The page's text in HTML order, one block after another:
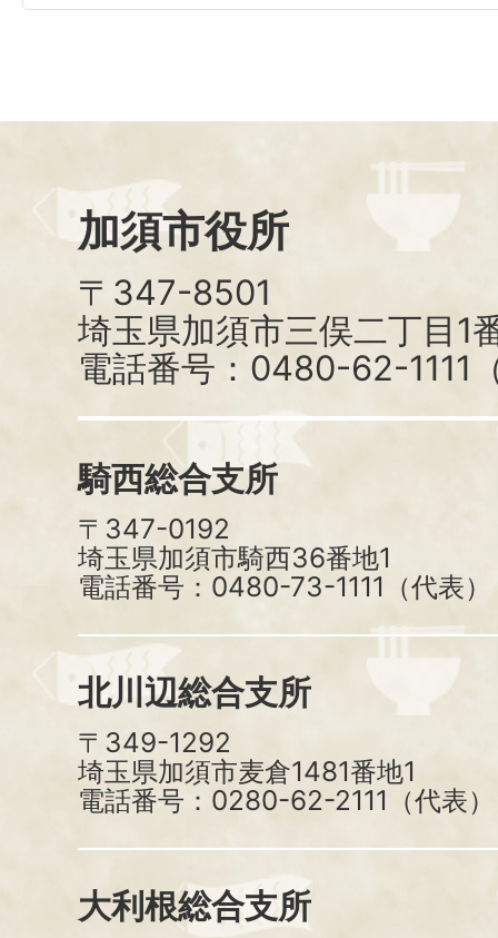
加須市役所
〒347-8501
埼玉県加須市三俣二丁目1
電話番号：0480-62-1111
騎西総合支所
〒347-0192
埼玉県加須市騎西36番地1
電話番号：0480-73-1111（代表）
北川辺総合支所
〒349-1292
埼玉県加須市麦倉1481番地1
電話番号：0280-62-2111（代表）
大利根総合支所